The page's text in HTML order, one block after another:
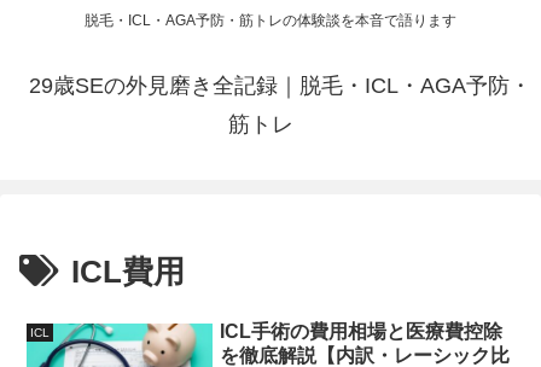
脱毛・ICL・AGA予防・筋トレの体験談を本音で語ります
29歳SEの外見磨き全記録｜脱毛・ICL・AGA予防・
筋トレ
ICL費用
ICL
ICL手術の費用相場と医療費控除
を徹底解説【内訳・レーシック比